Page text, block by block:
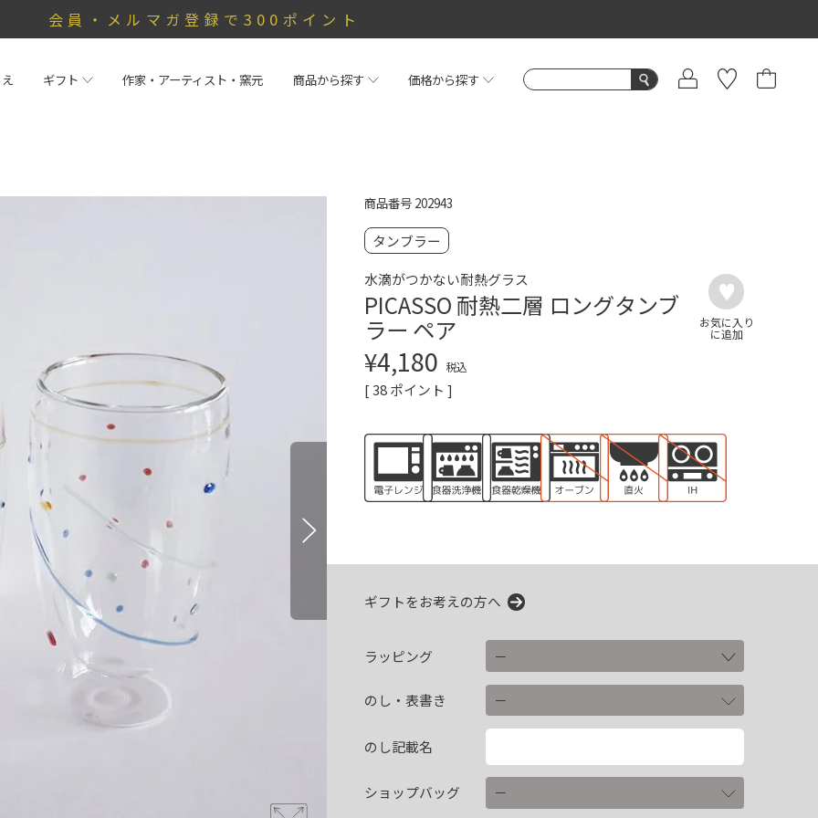
会員・メルマガ登録で300ポイント
ギフト 作家・アーティスト・窯元 商品から探す 価格から探す
商品番号 202943
タンブラー
水滴がつかない耐熱グラス
PICASSO 耐熱二層 ロングタンブ
ラー ペア
¥4,180 税込
[38 ポイント ]
ギフトをお考えの方へ
ラッピング
のし・表書き
のし記載名
ショップバッグ